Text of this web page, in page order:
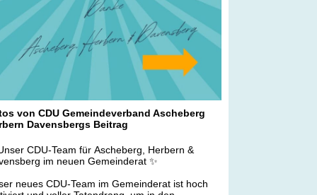
Nordrhein-Westfalen-Plan steht für
Fortschritt und Zukunftsperspektiven
gute Infrastruktur das Fundament für ein
und lebenswertes Ascheberg ist. ?
#
Ascheberg#
ZukunftGestalten
Bildung
Klimaschutz
HeimatGestalten
von CDU Gemeindeverband Ascheberg
Davensbergs Beitrag
CDU-Team für Ascheberg, Herbern &
im neuen Gemeinderat ✨
neues CDU-Team im Gemeinderat ist hoch